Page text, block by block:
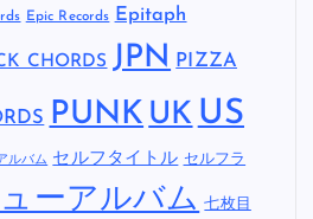
Epic Records Epitaph
CHORDS JPN PIZZA
PUNK UK US
ルバム セルフタイトル セルフラ
ーアルバム 七枚目